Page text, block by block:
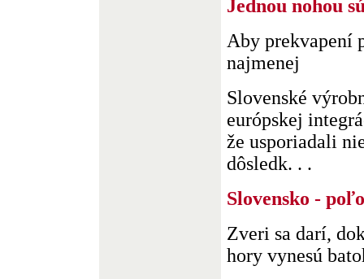
Jednou nohou
Aby prekvapení
najmenej
Slovenské
európskej
že usporiadali
dôsledk. . .
Slovensko -
Zveri sa darí,
hory vynesú